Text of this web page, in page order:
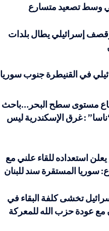
وسط تصعيد متسارع
إسرائيلي يطال بلدات
في القنيطرة جنوب سوريا
مستوى سطح البحر…باحث
: غرق الإسكندرية ليس
استعداده للقاء علني مع
سوريا المستقرة سند للبنان
تخشى كلفة البقاء في
مع عودة حزب الله للمعركة